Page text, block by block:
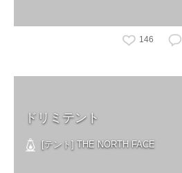
146
ドリミテント
[テント] THE NORTH FACE